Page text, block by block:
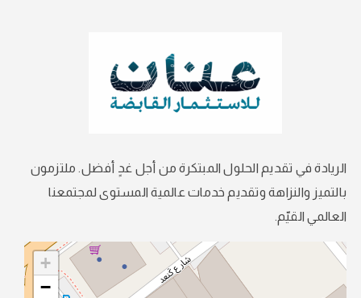
الريادة في تقديم الحلول المبتكرة من أجل غدٍ أفضل. ملتزمون
بالتميز والنزاهة وتقديم خدمات عالمية المستوى لمجتمعنا
العالمي القيّم.
+
−